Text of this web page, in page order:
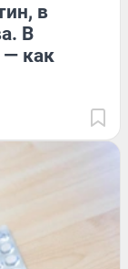
в
В
как